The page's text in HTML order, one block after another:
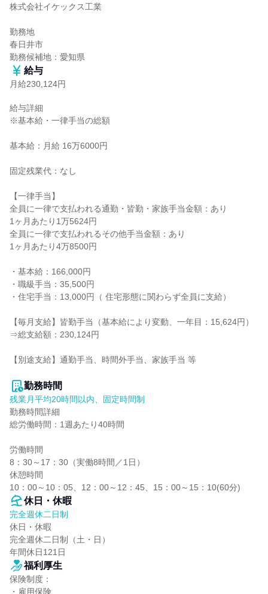
株式会社イケックス工業
勤務地
春日井市
勤務候補地：愛知県
給与
月給230,124円
給与詳細
※基本給・一律手当の総額
基本給：月給 16万6000円
固定残業代：なし
【一律手当】
全員に一律で支払われる通勤・皆勤・家族手当金額：あり
1ヶ月あたり1万5624円
全員に一律で支払われるその他手当金額：あり
1ヶ月あたり4万8500円
・基本給：166,000円
・職級手当：35,500円
・住宅手当：13,000円（ 住宅形態に関わらず全員に支給）
【毎月支給】皆勤手当（基本給により変動、一年目：15,624円）
⇒総支給額：230,124円
【別途支給】通勤手当、時間外手当、家族手当 等
勤務時間
残業月平均20時間以内、固定時間制
勤務時間詳細
総労働時間：1週あたり40時間
労働時間
8：30～17：30（実働8時間／1日）
休憩時間
10：00～10：05、12：00～12：45、15：00～15：10(60分)
休日・休暇
完全週休二日制
休日・休暇
完全週休二日制（土・日）
年間休日121日
福利厚生
保険制度：
・雇用保険